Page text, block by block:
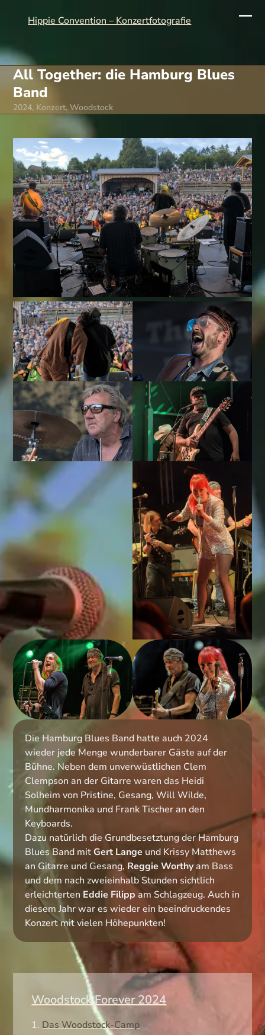
Hippie Convention – Konzertfotografie
All Together: die Hamburg Blues
Band
2024, Konzert,Woodstock
Die Hamburg Blues Band hatte auch 2024
wieder jede Menge wunderbarer Gäste auf der
Bühne. Neben dem unverwüstlichen Clem
Clempson an der Gitarre waren das Heidi
Solheim von Pristine, Gesang, Will Wilde,
Mundharmonika und Frank Tischer an den
Keyboards.
Dazu natürlich die Grundbesetztung der Hamburg
Blues Band mitGert Lange und Krissy Matthews
an Gitarre und Gesang, Reggie Worthyam Bass
und dem nach zweieinhalb Stunden sichtlich
erleichterten Eddie Filipp am Schlagzeug. Auch in
diesem Jahr war es wieder ein beeindruckendes
Konzert mit vielen Höhepunkten!
Woodstock Forever 2024
1. Das Woodstock-Camp